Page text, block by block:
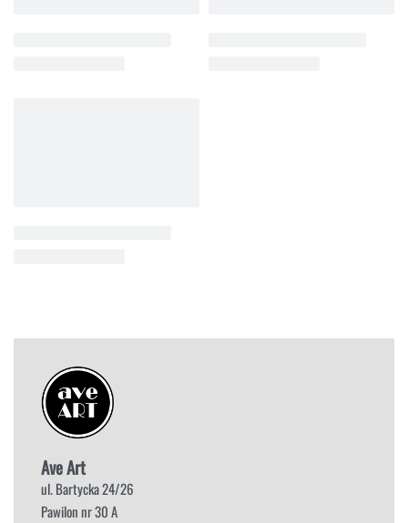
Ave Art
ul. Bartycka 24/26
Pawilon nr 30 A